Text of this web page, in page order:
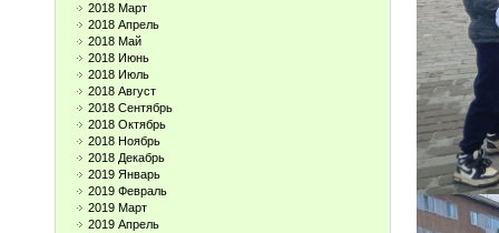
2018 Март
2018 Апрель
2018 Май
2018 Июнь
2018 Июль
2018 Август
2018 Сентябрь
2018 Октябрь
2018 Ноябрь
2018 Декабрь
2019 Январь
2019 Февраль
2019 Март
2019 Апрель